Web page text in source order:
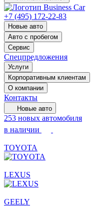
+7 (495) 172-22-83
Новые авто
Авто с пробегом
Сервис
Спецпредложения
Услуги
Корпоративным клиентам
О компании
Контакты
Новые авто
253 новых автомобиля
в наличии
TOYOTA
LEXUS
GEELY